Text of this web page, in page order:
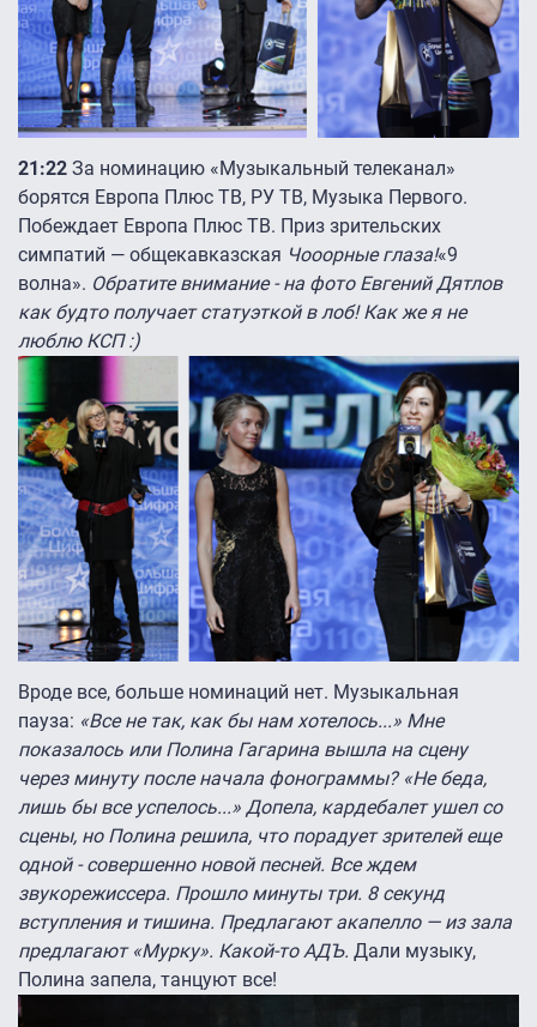
21:22 За номинацию «Музыкальный телеканал»
борятся Европа Плюс ТВ, РУ ТВ, Музыка Первого.
Побеждает Европа Плюс ТВ. Приз зрительских
симпатий — общекавказская Чооорные глаза!«9
волна». Обратите внимание - на фото Евгений Дятлов
как будто получает статуэткой в лоб! Как же я не
люблю КСП :)
Вроде все, больше номинаций нет. Музыкальная
пауза: «Все не так, как бы нам хотелось...» Мне
показалось или Полина Гагарина вышла на сцену
через минуту после начала фонограммы? «Не беда,
лишь бы все успелось...» Допела, кардебалет ушел со
сцены, но Полина решила, что порадует зрителей еще
одной - совершенно новой песней. Все ждем
звукорежиссера. Прошло минуты три. 8 секунд
вступления и тишина. Предлагают акапелло — из зала
предлагают «Мурку». Какой-то АДЪ. Дали музыку,
Полина запела, танцуют все!